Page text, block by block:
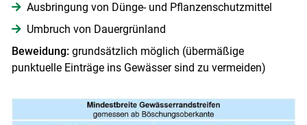
Ausbringung von Dünge- und Pflanzenschutzmittel
Umbruch von Dauergrünland
Beweidung: grundsätzlich möglich (übermäßige
punktuelle Einträge ins Gewässer sind zu vermeiden)